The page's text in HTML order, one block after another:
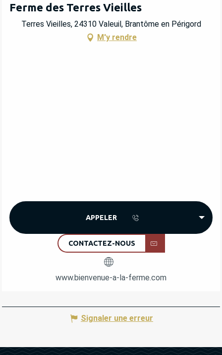
Ferme des Terres Vieilles
Terres Vieilles, 24310 Valeuil, Brantôme en Périgord
M'y rendre
APPELER
CONTACTEZ-NOUS
www.bienvenue-a-la-ferme.com
Signaler une erreur